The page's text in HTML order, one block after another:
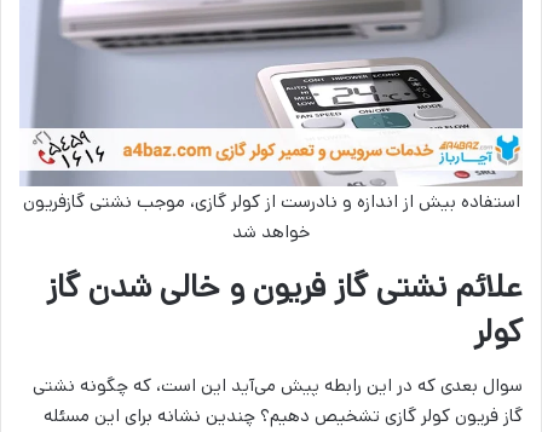
استفاده بیش از اندازه و نادرست از کولر گازی، موجب نشتی گازفریون
خواهد شد
علائم نشتی گاز فریون و خالی شدن گاز
کولر
سوال بعدی که در این رابطه پیش می‌آید این است، که چگونه نشتی
گاز فریون کولر گازی تشخیص دهیم؟ چندین نشانه برای این مسئله